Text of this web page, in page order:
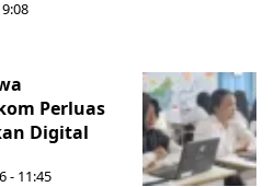
Perluas
Digital
- 11:45